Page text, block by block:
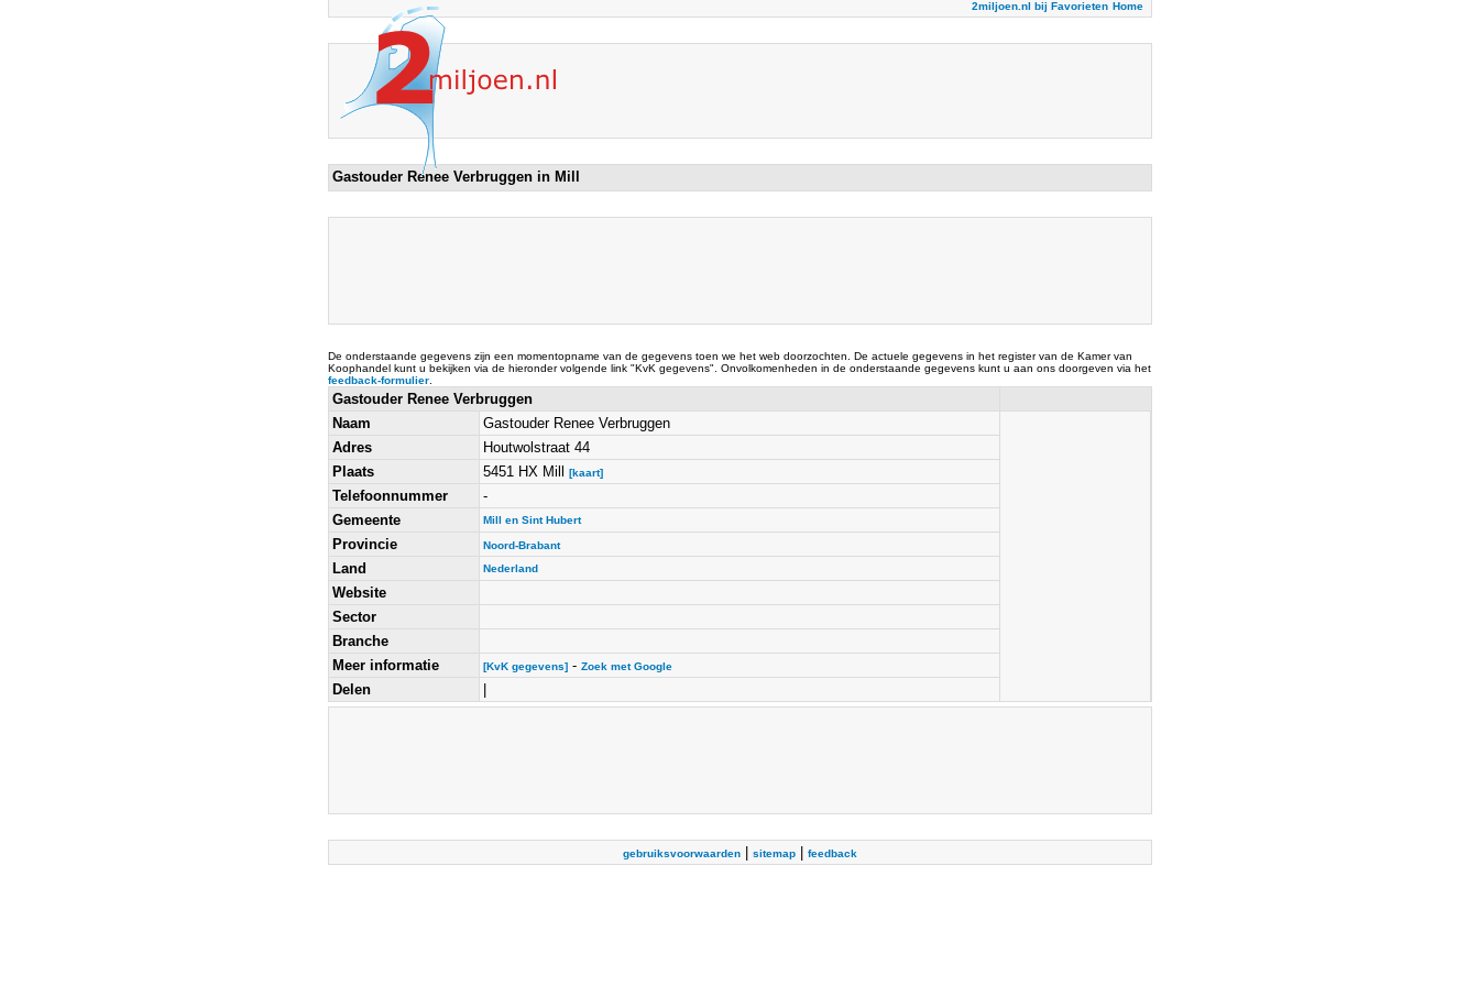
2miljoen.nl bij Favorieten Home
Gastouder Renee Verbruggen in Mill
De onderstaande gegevens zijn een momentopname van de gegevens toen we het web doorzochten. De actuele gegevens in het register van de Kamer van
Koophandel kunt u bekijken via de hieronder volgende link "KvK gegevens". Onvolkomenheden in de onderstaande gegevens kunt u aan ons doorgeven via het
feedback-formulier.
Gastouder Renee Verbruggen
Naam
Gastouder Renee Verbruggen
Adres
Houtwolstraat 44
Plaats
5451 HX Mill [kaart]
Telefoonnummer
-
Gemeente
Mill en Sint Hubert
Provincie Noord-Brabant
Land Nederland
Website
Sector
Branche
Meer informatie
[KvK gegevens]- Zoek met Google
Delen
gebruiksvoorwaarden| sitemap| feedback